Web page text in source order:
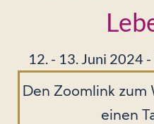
12. - 13. Juni 2024
Den Zoomlink zum
einen